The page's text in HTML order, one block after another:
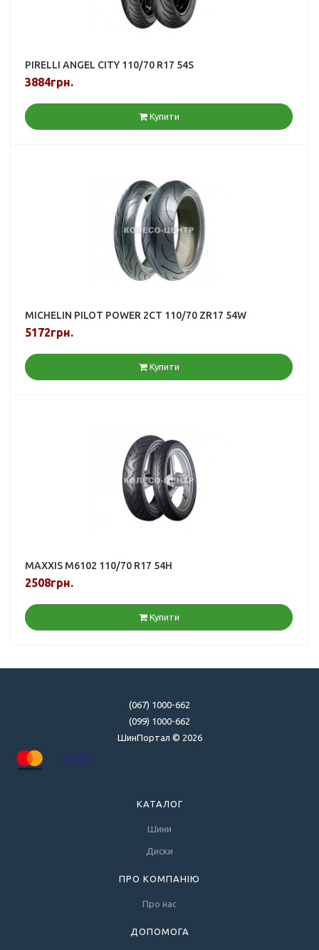
PIRELLI ANGEL CITY 110/70 R17 54S
3884грн.
Купити
MICHELIN PILOT POWER 2CT 110/70 ZR17 54W
5172грн.
Купити
MAXXIS M6102 110/70 R17 54H
2508грн.
Купити
(067) 1000-662
(099) 1000-662
ШинПортал © 2026
КАТАЛОГ
Шини
Диски
ПРО КОМПАНІЮ
Про нас
ДОПОМОГА